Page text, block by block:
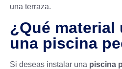
una terraza.
¿Qué material
una piscina
Si deseas instalar una piscina